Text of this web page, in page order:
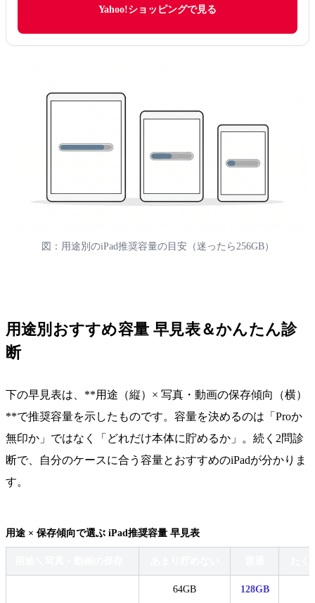
Yahoo!ショッピングで見る
図：用途別のiPad推奨容量の目安（迷ったら256GB）
用途別おすすめ容量 早見表＆かんたん診
断
下の早見表は、**用途（縦）× 写真・動画の保存傾向（横）
**で推奨容量を示したものです。容量を決めるのは「Proか
無印か」ではなく「どれだけ本体に貯めるか」。続く2問診
断で、自分のケースに合う容量とおすすめのiPadが分かりま
す。
用途 × 保存傾向で選ぶ iPad推奨容量 早見表
64GB 128GB